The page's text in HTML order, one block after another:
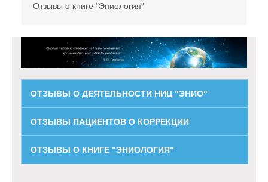
Отзывы о книге "Эниология"
ОТЗЫВЫ О ДЕЯТЕЛЬНОСТИ НИЦ "ЭНИО"
ОТЗЫВЫ ПАЦИЕНТОВ О КОРРЕКЦИИ
ОТЗЫВЫ О КНИГЕ "ЭНИОЛОГИЯ"